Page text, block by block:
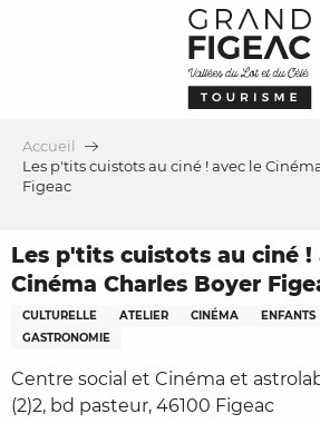
Accueil
Les p'tits cuistots au ciné ! avec le
Figeac
Les p'tits cuistots au ciné !
Cinéma Charles Boyer
CULTURELLE ATELIER CINÉMA ENFANTS
GASTRONOMIE
Centre social et Cinéma et
(2)2, bd pasteur, 46100 Figeac